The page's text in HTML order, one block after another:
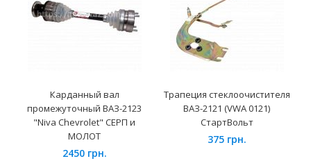
Карданный вал
промежуточный ВАЗ-2123
"Niva Chevrolet" СЕРП и
МОЛОТ
2450 грн.
Трапеция стеклоочистителя
ВАЗ-2121 (VWA 0121)
СтартВольт
375 грн.